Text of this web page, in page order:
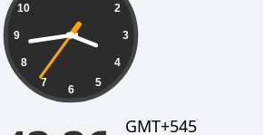
2
3
4
5
6
7
8
9
10
GMT+545